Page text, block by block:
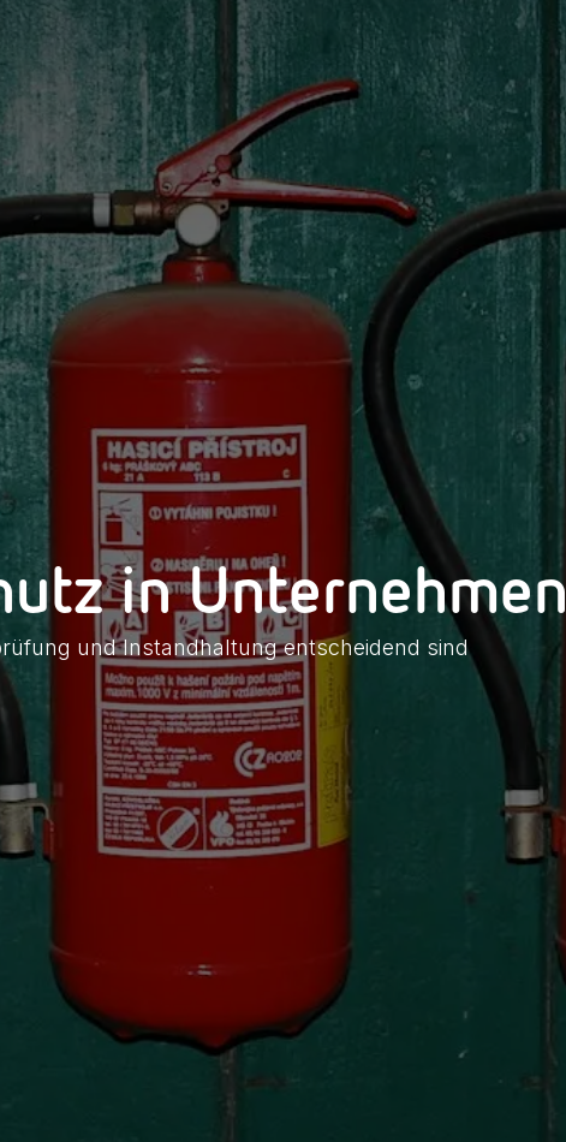
in Unternehmen
und Instandhaltung entscheidend sind